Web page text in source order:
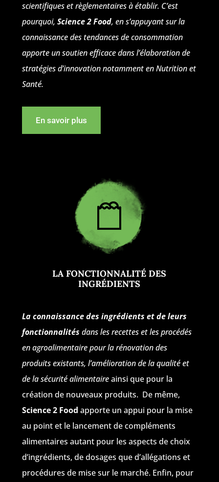
scientifiques et règlementaires à établir. C’est
pourquoi, Science 2 Food, en s’appuyant sur la
connaissance des tendances de consommation
apporte un soutien efficace dans l’élaboration de
stratégies d’innovation notamment en Nutrition et
Santé.
En savoir plus
LA FONCTIONNALITÉ DES
INGRÉDIENTS
La connaissance des ingrédients et de leurs
fonctionnalités dans les recettes et les procédés
en agroalimentaire pour la rénovation des
produits existants, l’amélioration de la qualité et
de la sécurité alimentaireainsi que pour la
création de nouveaux produits. De même,
Science 2 Food apporte un appui pour la mise
au point et le lancement de compléments
alimentaires autant pour les aspects de choix
d’ingrédients, de dosages que d’allégations et
procédures de mise sur le marché. Enfin, pour